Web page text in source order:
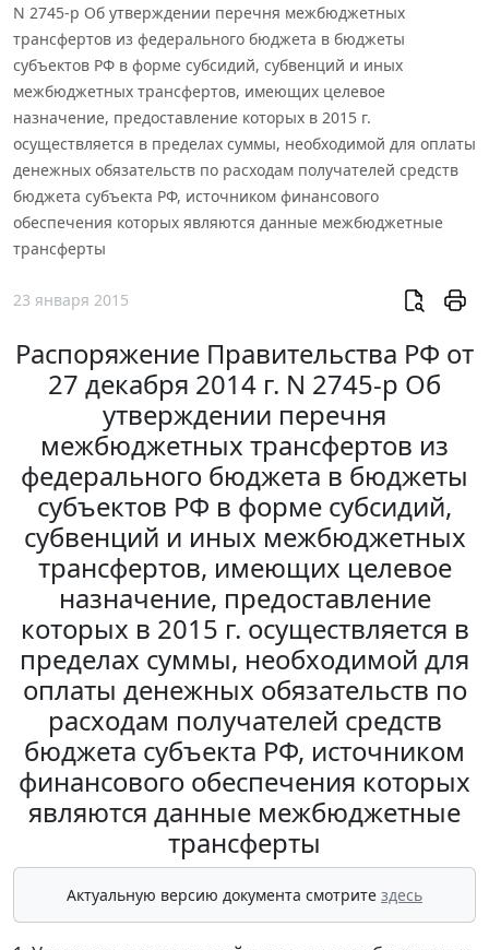
N 2745-р Об утверждении перечня межбюджетных
трансфертов из федерального бюджета в бюджеты
субъектов РФ в форме субсидий, субвенций и иных
межбюджетных трансфертов, имеющих целевое
назначение, предоставление которых в 2015 г.
осуществляется в пределах суммы, необходимой для оплаты
денежных обязательств по расходам получателей средств
бюджета субъекта РФ, источником финансового
обеспечения которых являются данные межбюджетные
трансферты
23 января 2015
Распоряжение Правительства РФ от
27 декабря 2014 г. N 2745-р Об
утверждении перечня
межбюджетных трансфертов из
федерального бюджета в бюджеты
субъектов РФ в форме субсидий,
субвенций и иных межбюджетных
трансфертов, имеющих целевое
назначение, предоставление
которых в 2015 г. осуществляется в
пределах суммы, необходимой для
оплаты денежных обязательств по
расходам получателей средств
бюджета субъекта РФ, источником
финансового обеспечения которых
являются данные межбюджетные
трансферты
Актуальную версию документа смотрите здесь